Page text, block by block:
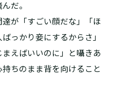
だ。
が「すごい顔だな」「ほ
っかり妾にするからさ」
まえばいいのに」と囁きあ
ちのまま背を向けること